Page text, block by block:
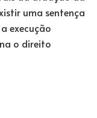
uma sentença
execução
o direito